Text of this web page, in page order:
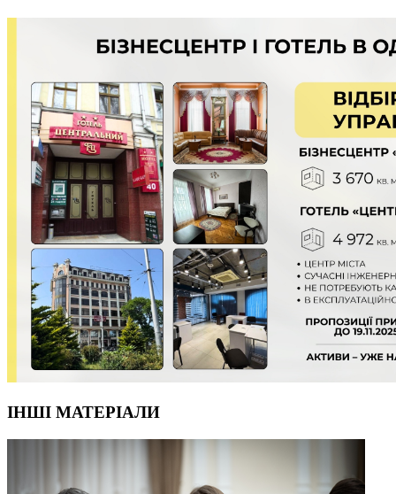
ІНШІ МАТЕРІАЛИ